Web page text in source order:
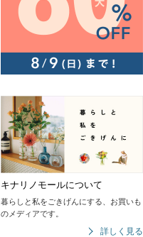
キナリノモールについて
暮らしと私をごきげんにする、お買いも
のメディアです。
詳しく見る